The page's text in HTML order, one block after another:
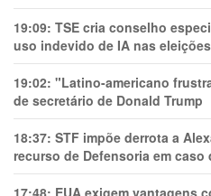
19:09: TSE cria conselho
uso indevido de IA nas
19:02: "Latino-americano
de secretário de Donald Trump
18:37: STF impõe derrota a
recurso de Defensoria em caso
17:48: EUA exigem vantagens